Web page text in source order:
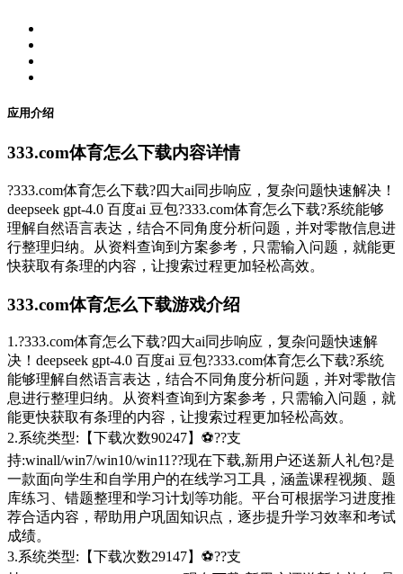
应用介绍
333.com体育怎么下载内容详情
?333.com体育怎么下载?四大ai同步响应，复杂问题快速解决！
deepseek gpt-4.0 百度ai 豆包?333.com体育怎么下载?系统能够
理解自然语言表达，结合不同角度分析问题，并对零散信息进
行整理归纳。从资料查询到方案参考，只需输入问题，就能更
快获取有条理的内容，让搜索过程更加轻松高效。
333.com体育怎么下载游戏介绍
1.?333.com体育怎么下载?四大ai同步响应，复杂问题快速解
决！deepseek gpt-4.0 百度ai 豆包?333.com体育怎么下载?系统
能够理解自然语言表达，结合不同角度分析问题，并对零散信
息进行整理归纳。从资料查询到方案参考，只需输入问题，就
能更快获取有条理的内容，让搜索过程更加轻松高效。
2.系统类型:【下载次数90247】⚽??支
持:winall/win7/win10/win11??现在下载,新用户还送新人礼包?是
一款面向学生和自学用户的在线学习工具，涵盖课程视频、题
库练习、错题整理和学习计划等功能。平台可根据学习进度推
荐合适内容，帮助用户巩固知识点，逐步提升学习效率和考试
成绩。
3.系统类型:【下载次数29147】⚽??支